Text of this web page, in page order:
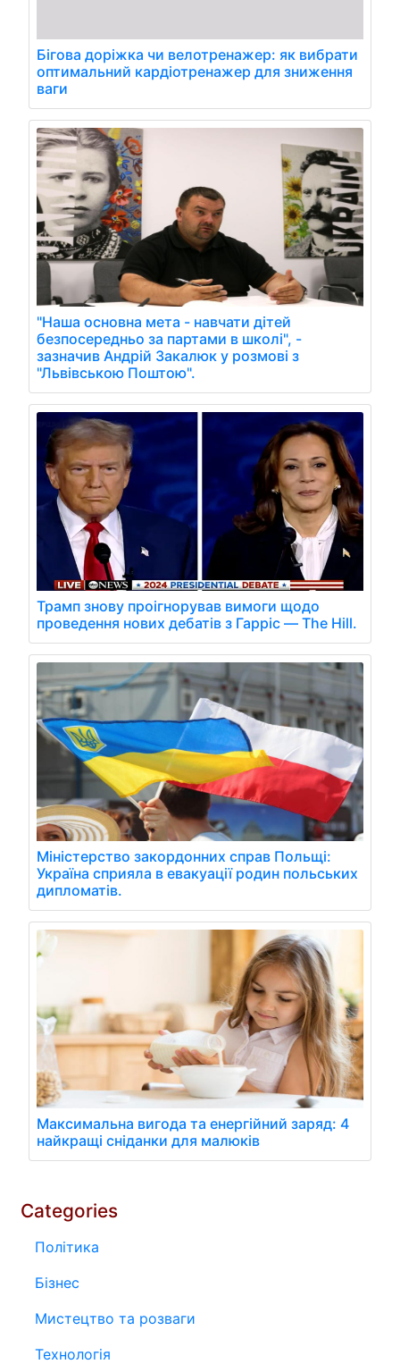
Бігова доріжка чи велотренажер: як вибрати
оптимальний кардіотренажер для зниження
ваги
"Наша основна мета - навчати дітей
безпосередньо за партами в школі", -
зазначив Андрій Закалюк у розмові з
"Львівською Поштою".
Трамп знову проігнорував вимоги щодо
проведення нових дебатів з Гарріс — The Hill.
Міністерство закордонних справ Польщі:
Україна сприяла в евакуації родин польських
дипломатів.
Максимальна вигода та енергійний заряд: 4
найкращі сніданки для малюків
Categories
Політика
Бізнес
Мистецтво та розваги
Технологія